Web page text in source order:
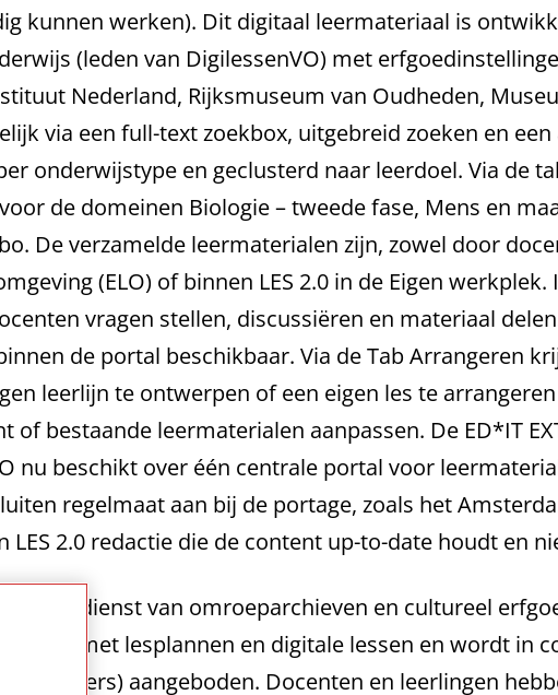
kunnen werken). Dit digitaal leermateriaal is
(leden van DigilessenVO) met
Nederland, Rijksmuseum van Oudheden,
via een full-text zoekbox, uitgebreid zoeken en
onderwijstype en geclusterd naar leerdoel. Via de
de domeinen Biologie – tweede fase, Mens en
De verzamelde leermaterialen zijn, zowel door
(ELO) of binnen LES 2.0 in de Eigen
vragen stellen, discussiëren en materiaal
de portal beschikbaar. Via de Tab Arrangeren
leerlijn te ontwerpen of een eigen les te
of bestaande leermaterialen aanpassen. De ED*IT
nu beschikt over één centrale portal voor
regelmaat aan bij de portage, zoals het
LES 2.0 redactie die de content up-to-date houdt en
nieuwe dienst van omroeparchieven en cultureel
met lesplannen en digitale lessen en wordt in
aangeboden. Docenten en leerlingen